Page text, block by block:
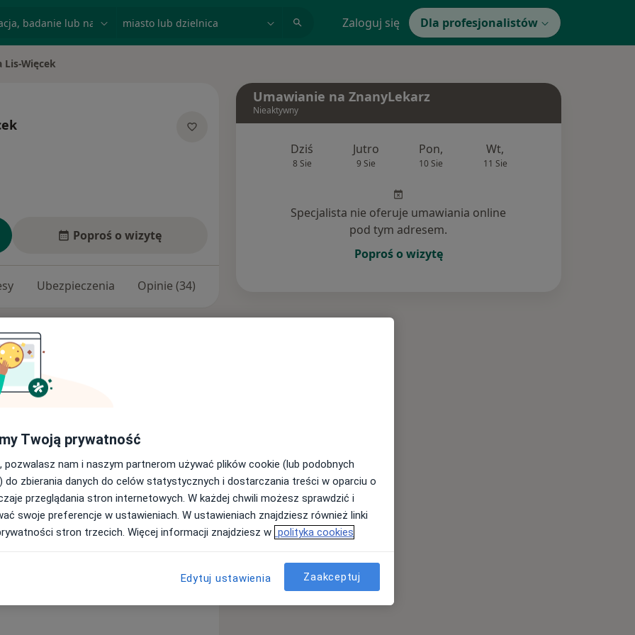
Zaloguj się Dla profesjonalistów
Lis-Więcek
Poproś o wizytę
Ubezpieczenia Opinie (34)
jednolite studia
Wspomaganie Rozwoju na
również przygotowanie
Poznawczo-Behawioralna Dzieci i
w szkole podstawowej i
Szpitalu Dziecięcym im.
Opieki Psychologicznej i
Siemacha w Krakowie.
a także dbam o nieustanny rozwój
jest dla mnie relacja terapeutyczna,
życia. Nie przyjmuję osób
opiekunem prawnym bez dziecka,
i opracowania wstępnej strategii
Umawianie na ZnanyLekarz
Nieaktywny
Dziś
8 Sie
Jutro
9 Sie
Pon,
10 Sie
Wt,
11 Sie
Specjalista nie oferuje umawiania online
pod tym adresem.
Poproś o wizytę
Twoją prywatność
pozwalasz nam i naszym partnerom używać plików cookie (lub podobnych
do zbierania danych do celów statystycznych i dostarczania treści w oparciu o
przeglądania stron internetowych. W każdej chwili możesz sprawdzić i
swoje preferencje w ustawieniach. W ustawieniach znajdziesz również linki
stron trzecich. Więcej informacji znajdziesz w polityka cookies
Edytuj ustawienia Zaakceptuj